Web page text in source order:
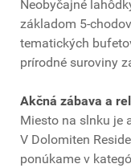
Neobyčajné
základom 5-
tematických
prírodné suroviny
Akčná zábava a
Miesto na slnku je
V Dolomiten
ponúkame v